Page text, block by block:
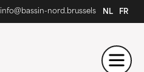
info@bassin-nord.brussels NL FR